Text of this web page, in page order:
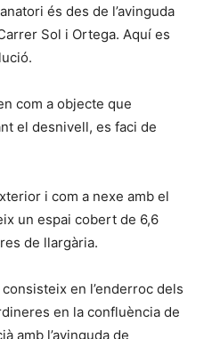
és des de l’avinguda
Sol i Ortega. Aquí es
com a objecte que
el desnivell, es faci de
i com a nexe amb el
un espai cobert de 6,6
de llargària.
en l’enderroc dels
en la confluència de
amb l’avinguda de